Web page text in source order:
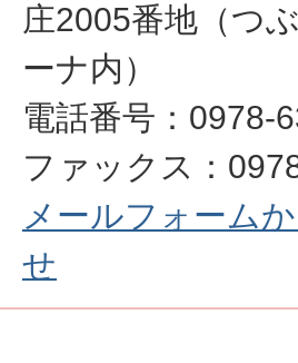
庄2005番地（つ
ーナ内）
電話番号：0978-
ファックス：
メールフォーム
せ